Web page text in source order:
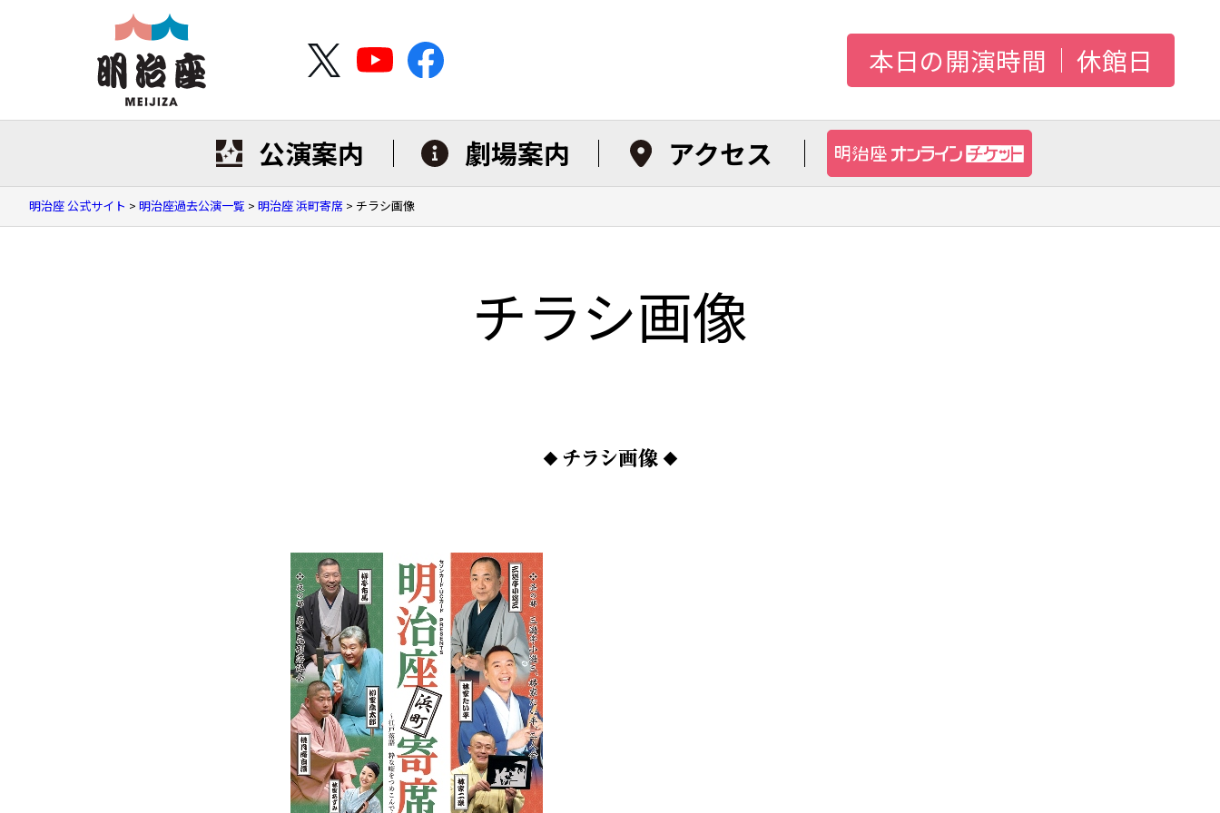
本日の開演時間 休館日
公演案内 劇場案内 アクセス
明治座 公式サイト > 明治座過去公演一覧 > 明治座 浜町寄席 > チラシ画像
チラシ画像